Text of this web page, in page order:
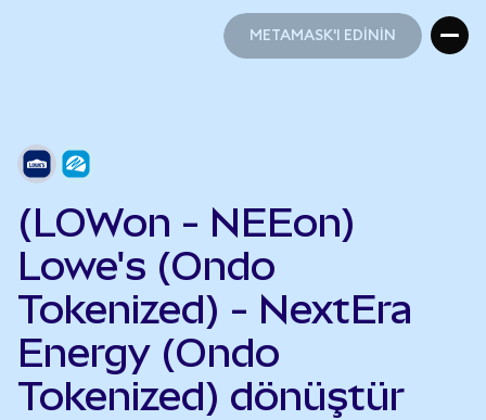
METAMASK'I EDİNİN
(LOWon - NEEon)
Lowe's (Ondo
Tokenized) - NextEra
Energy (Ondo
Tokenized) dönüştür